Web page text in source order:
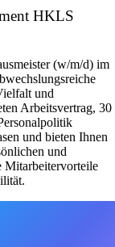
HKLS
(w/m/d) im
und
Arbeitsvertrag, 30
und bieten Ihnen
und
Mitarbeitervorteile